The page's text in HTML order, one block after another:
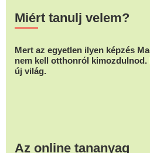
Miért tanulj velem?
Mert az egyetlen ilyen képzés
nem kell otthonról
új világ.
Az online tananyag